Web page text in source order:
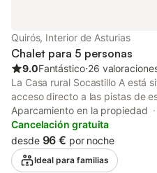
Quirós, Interior de Asturias
Chalet para 5 personas
9.0Fantástico⋅26
La Casa rural Socastillo A está
acceso directo a las pistas de
consta de una sala de estar,
por lo que tiene capacidad para
adicionales incluyen televisión y
dispone de una zona exterior
cubierta, balcón y barbacoa.
Aparcamiento en la propiedad
Cancelación gratuita
desde 96 € por noche
Ideal para familias